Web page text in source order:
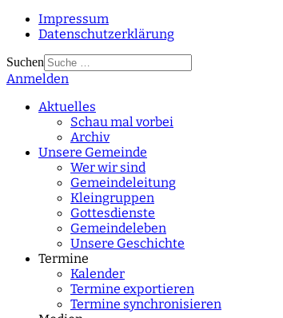
Impressum
Datenschutzerklärung
Suchen
Type 2 or more
Anmelden
Aktuelles
Schau mal vorbei
Archiv
Unsere Gemeinde
Wer wir sind
Gemeindeleitung
Kleingruppen
Gottesdienste
Gemeindeleben
Unsere Geschichte
Termine
Kalender
Termine exportieren
Termine synchronisieren